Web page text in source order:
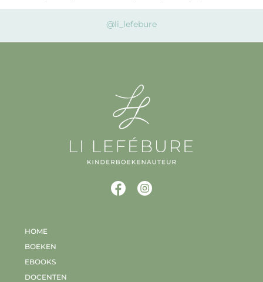
@li_lefebure
HOME
BOEKEN
EBOOKS
DOCENTEN